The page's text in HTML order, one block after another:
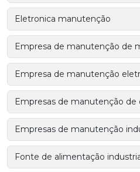
Eletronica manutenção
Empresa de manutenção de
Empresa de manutenção
Empresas de manutenção
Empresas de manutenção
Fonte de alimentação